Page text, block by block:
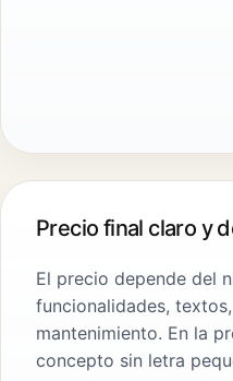
Precio final claro y
El precio depende del
funcionalidades,
mantenimiento. En la
concepto sin letra